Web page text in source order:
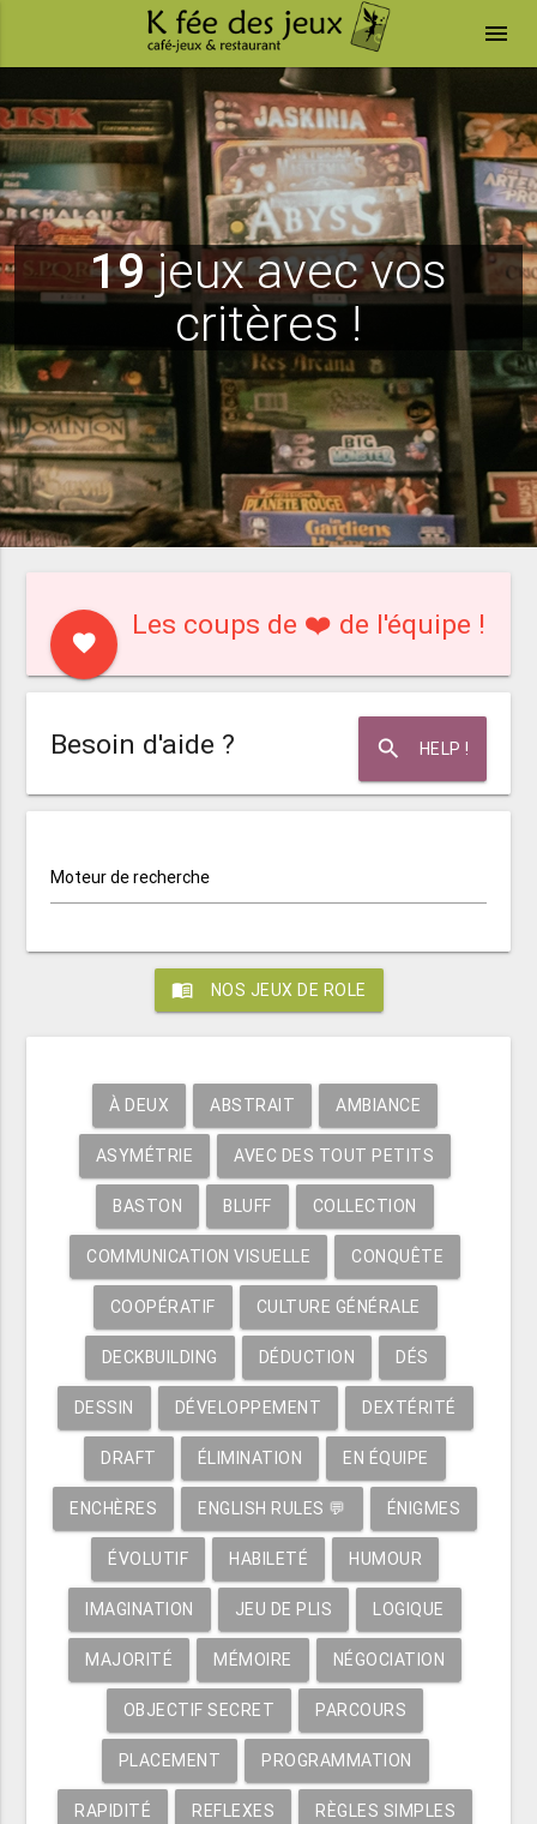
menu
19jeux avec vos
critères !
favorite
Les coups de ❤️ de l'équipe !
search HELP !
Besoin d'aide ?
Moteur de recherche
menu_book NOS JEUX DE ROLE
À DEUX ABSTRAIT AMBIANCE
ASYMÉTRIE AVEC DES TOUT PETITS
BASTON BLUFF COLLECTION
COMMUNICATION VISUELLE CONQUÊTE
COOPÉRATIF CULTURE GÉNÉRALE
DECKBUILDING DÉDUCTION DÉS
DESSIN DÉVELOPPEMENT DEXTÉRITÉ
DRAFT ÉLIMINATION EN ÉQUIPE
ENCHÈRES ENGLISH RULES 💬 ÉNIGMES
ÉVOLUTIF HABILETÉ HUMOUR
IMAGINATION JEU DE PLIS LOGIQUE
MAJORITÉ MÉMOIRE NÉGOCIATION
OBJECTIF SECRET PARCOURS
PLACEMENT PROGRAMMATION
RAPIDITÉ REFLEXES RÈGLES SIMPLES